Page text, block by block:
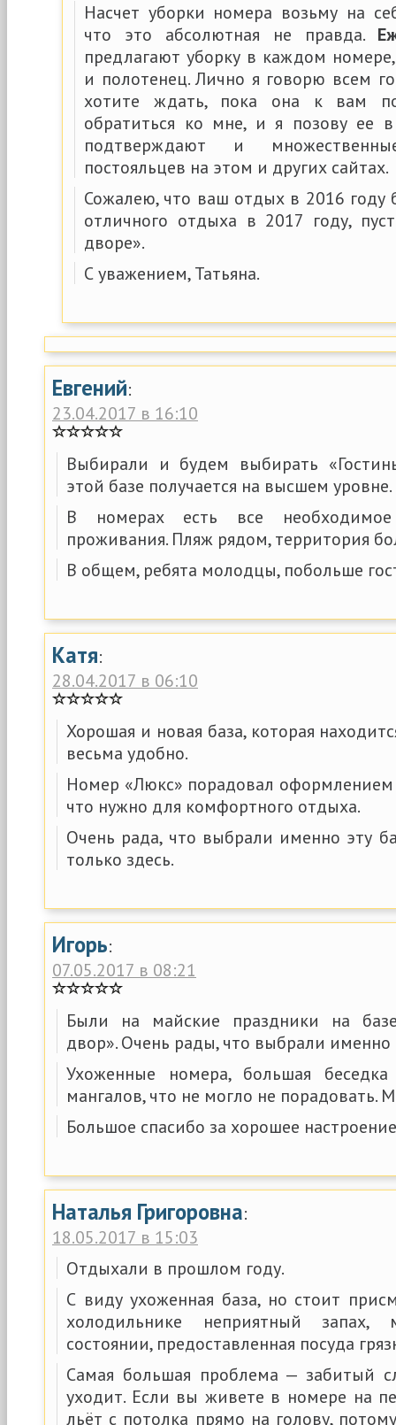
Насчет уборки номера возьму на
что это абсолютная не правда.
предлагают уборку в каждом
и полотенец. Лично я говорю всем
хотите ждать, пока она к вам
обратиться ко мне, и я позову ее
подтверждают и
постояльцев на этом и других сайтах.
Сожалею, что ваш отдых в 2016 году
отличного отдыха в 2017 году,
дворе».
С уважением, Татьяна.
Евгений:
23.04.2017 в 16:10
Выбирали и будем выбирать
этой базе получается на высшем уровне.
В номерах есть все
проживания. Пляж рядом, территория
В общем, ребята молодцы, побольше
Катя:
28.04.2017 в 06:10
Хорошая и новая база, которая
весьма удобно.
Номер «Люкс» порадовал оформлением
что нужно для комфортного отдыха.
Очень рада, что выбрали именно эту
только здесь.
Игорь:
07.05.2017 в 08:21
Были на майские праздники на
двор». Очень рады, что выбрали именно
Ухоженные номера, большая
мангалов, что не могло не порадовать.
Большое спасибо за хорошее
Наталья Григоровна:
18.05.2017 в 15:03
Отдыхали в прошлом году.
С виду ухоженная база, но стоит
холодильнике неприятный
состоянии, предоставленная посуда
Самая большая проблема — забитый
уходит. Если вы живете в номере на
льёт с потолка прямо на голову,